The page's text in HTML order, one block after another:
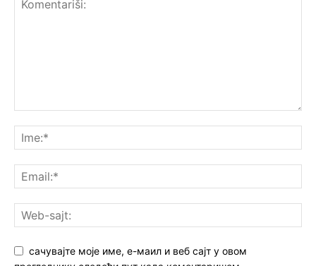
сачувајте моје име, е-маил и веб сајт у овом